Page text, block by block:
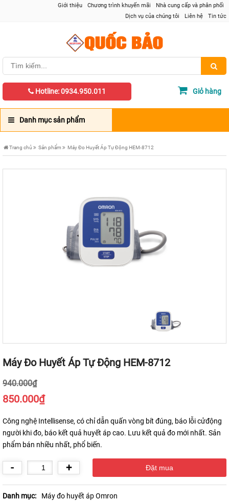
Giới thiệu Chương trình khuyến mãi
Nhà cung cấp và phân phối
Dịch vụ của chúng tôi
Liên hệ Tin tức
Hotline: 0934.950.011 Giỏ hàng
Danh mục sản phẩm
Trang chủ Sản phẩm Máy Đo Huyết Áp Tự Động HEM-8712
Máy Đo Huyết Áp Tự Động HEM-8712
940.000₫
850.000₫
Công nghệ Intellisense, có chỉ dẫn quấn vòng bít đúng, báo lỗi cửđộng
người khi đo, báo kết quả huyết áp cao. Lưu kết quả đo mới nhất. Sản
phẩm bán nhiều nhất, phổ biến.
- +
Danh mục: Máy đo huyết áp Omron